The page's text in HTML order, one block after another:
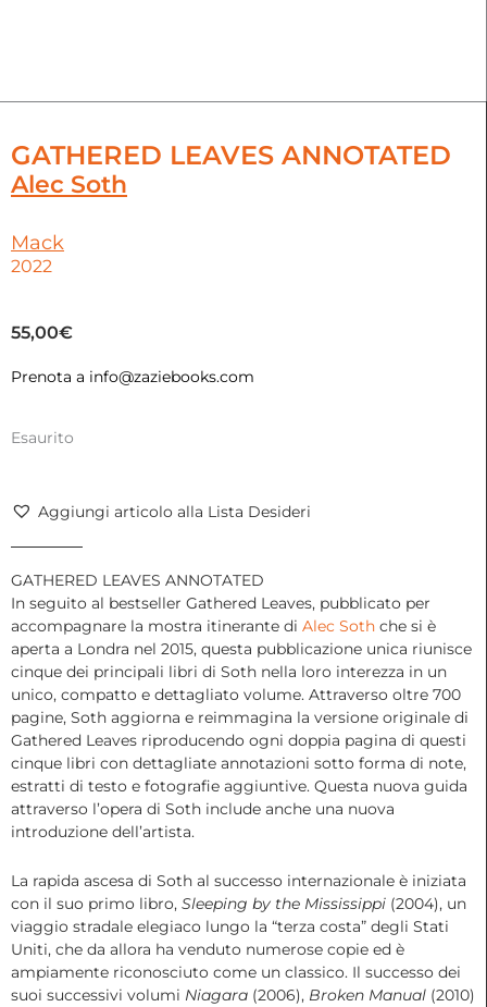
GATHERED LEAVES ANNOTATED
Alec Soth
Mack
2022
55,00€
Prenota a info@zaziebooks.com
Esaurito
Aggiungi articolo alla Lista Desideri
GATHERED LEAVES ANNOTATED
In seguito al bestseller Gathered Leaves, pubblicato per
accompagnare la mostra itinerante di Alec Soth che si è
aperta a Londra nel 2015, questa pubblicazione unica riunisce
cinque dei principali libri di Soth nella loro interezza in un
unico, compatto e dettagliato volume. Attraverso oltre 700
pagine, Soth aggiorna e reimmagina la versione originale di
Gathered Leaves riproducendo ogni doppia pagina di questi
cinque libri con dettagliate annotazioni sotto forma di note,
estratti di testo e fotografie aggiuntive. Questa nuova guida
attraverso l’opera di Soth include anche una nuova
introduzione dell’artista.
La rapida ascesa di Soth al successo internazionale è iniziata
con il suo primo libro, Sleeping by the Mississippi (2004), un
viaggio stradale elegiaco lungo la “terza costa” degli Stati
Uniti, che da allora ha venduto numerose copie ed è
ampiamente riconosciuto come un classico. Il successo dei
suoi successivi volumi Niagara (2006), Broken Manual (2010)